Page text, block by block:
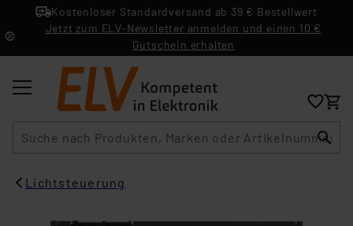
Kostenloser Standardversand ab 39 € Bestellwert
Jetzt zum ELV-Newsletter anmelden und einen 10 €
Gutschein erhalten
Lichtsteuerung